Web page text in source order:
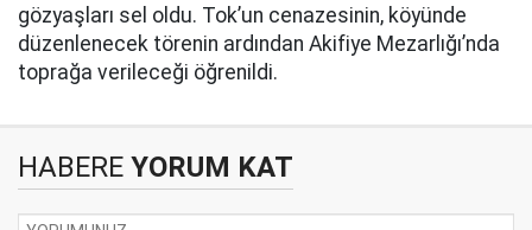
gözyaşları sel oldu. Tok’un cenazesinin, köyünde
düzenlenecek törenin ardından Akifiye Mezarlığı’nda
toprağa verileceği öğrenildi.
HABERE YORUM KAT